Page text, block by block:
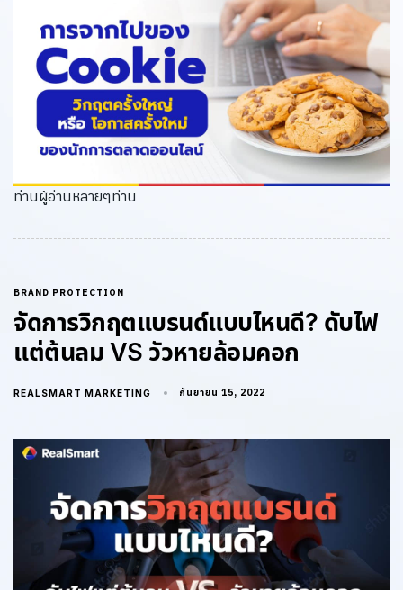
ท่านผู้อ่านหลายๆท่าน
BRAND PROTECTION
จัดการวิกฤตแบรนด์แบบไหนดี? ดับไฟ
แต่ต้นลม VS วัวหายล้อมคอก
REALSMART MARKETING กันยายน 15, 2022